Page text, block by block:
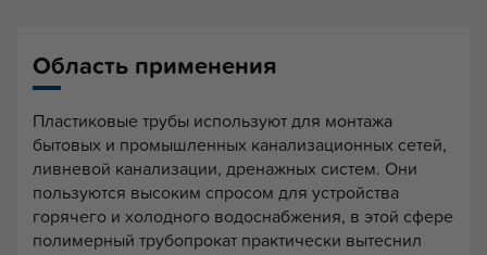
Область применения
Пластиковые трубы используют для монтажа
бытовых и промышленных канализационных сетей,
ливневой канализации, дренажных систем. Они
пользуются высоким спросом для устройства
горячего и холодного водоснабжения, в этой сфере
полимерный трубопрокат практически вытеснил